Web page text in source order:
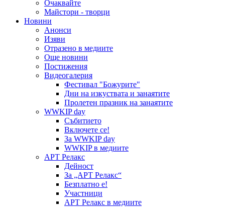
Очаквайте
Майстори - творци
Новини
Анонси
Изяви
Отразено в медиите
Още новини
Постижения
Видеогалерия
Фестивал "Божурите"
Дни на изкуствата и занаятите
Пролетен празник на занаятите
WWKIP day
Събитието
Включете се!
За WWKIP day
WWKIP в медиите
АРТ Релакс
Дейност
За „АРТ Релакс“
Безплатно е!
Участници
АРТ Релакс в медиите